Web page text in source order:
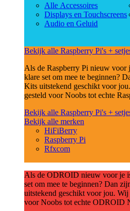
Alle Accessoires
Displays en Touchscreens
Audio en Geluid
Bekijk alle Raspberry Pi's +
Als de Raspberry Pi nieuw voor
klare set om mee te beginnen?
Kits uitstekend geschikt voor
gesteld voor Noobs tot echte
Bekijk alle Raspberry Pi's +
Bekijk alle merken
HiFiBerry
Raspberry Pi
Rfxcom
Als de ODROID nieuw voor je
set om mee te beginnen? Dan
uitstekend geschikt voor jou. Wij
voor Noobs tot echte ODROID